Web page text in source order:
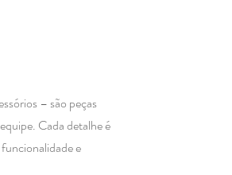
– são peças
Cada detalhe é
e